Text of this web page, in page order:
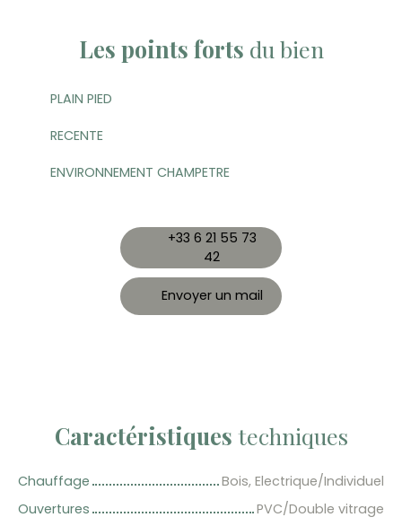
Les points forts du bien
PLAIN PIED
RECENTE
ENVIRONNEMENT CHAMPETRE
+33 6 21 55 73
42
Envoyer un mail
Caractéristiques techniques
Chauffage
Bois, Electrique/Individuel
Ouvertures
PVC/Double vitrage